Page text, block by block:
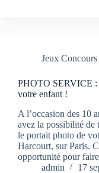
Jeux Concours
PHOTO SERVICE :
votre enfant !
A l’occasion des 10
avez la possibilité de
le portait photo de
Harcourt, sur Paris.
opportunité pour
admin
17